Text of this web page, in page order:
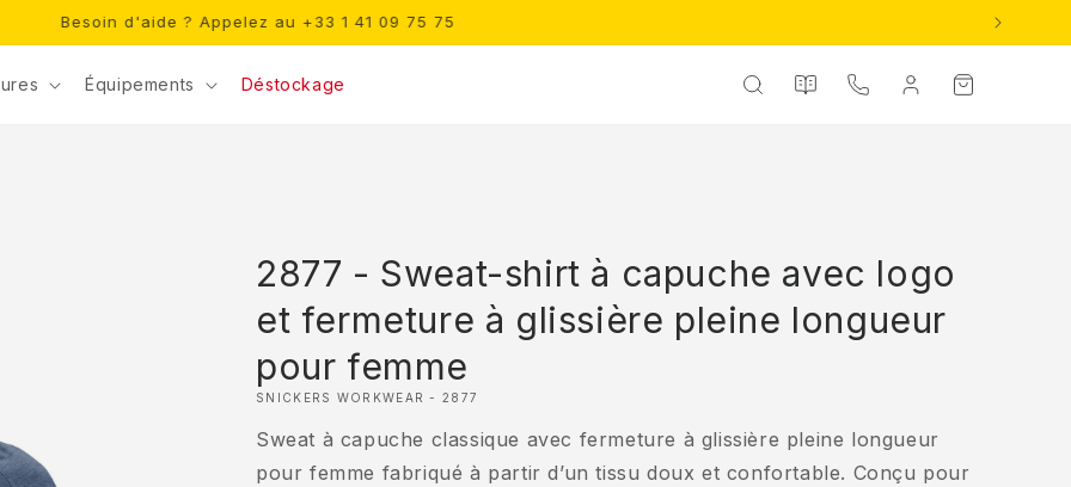
Besoin d'aide ? Appelez au +33 1 41 09 75 75
Équipements Déstockage
catalogues
ContactConnexionPanier
2877 - Sweat-shirt à capuche avec logo
et fermeture à glissière pleine longueur
pour femme
SNICKERS WORKWEAR - 2877
Sweat à capuche classique avec fermeture à glissière pleine longueur
pour femme fabriqué à partir d’un tissu doux et confortable. Conçu pour